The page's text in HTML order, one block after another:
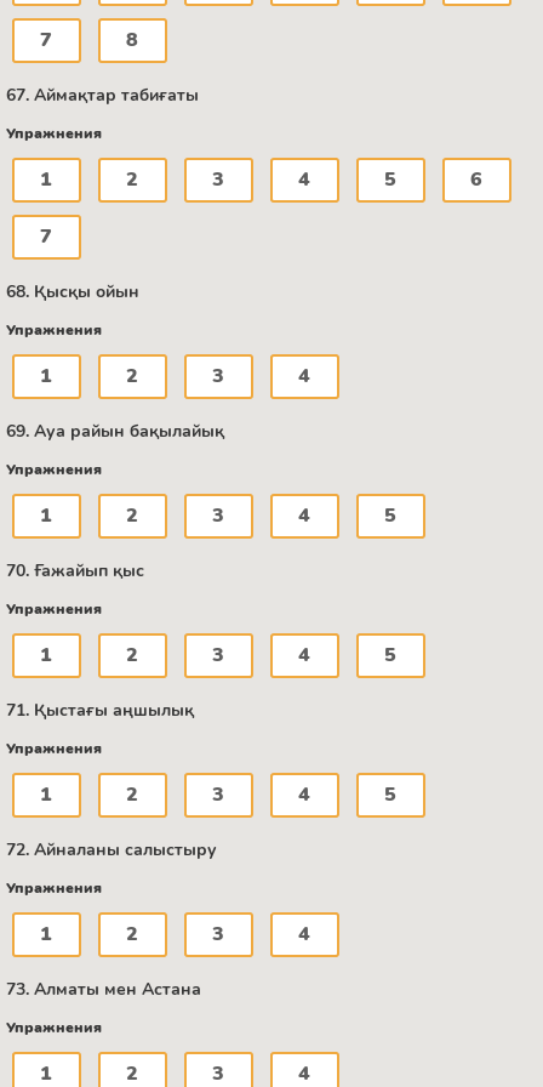
7 8
67. Аймақтар табиғаты
Упражнения
1 2 3 4 5 6
7
68. Қысқы ойын
Упражнения
1 2 3 4
69. Ауа райын бақылайық
Упражнения
1 2 3 4 5
70. Ғажайып қыс
Упражнения
1 2 3 4 5
71. Қыстағы аңшылық
Упражнения
1 2 3 4 5
72. Айналаны салыстыру
Упражнения
1 2 3 4
73. Алматы мен Астана
Упражнения
1 2 3 4